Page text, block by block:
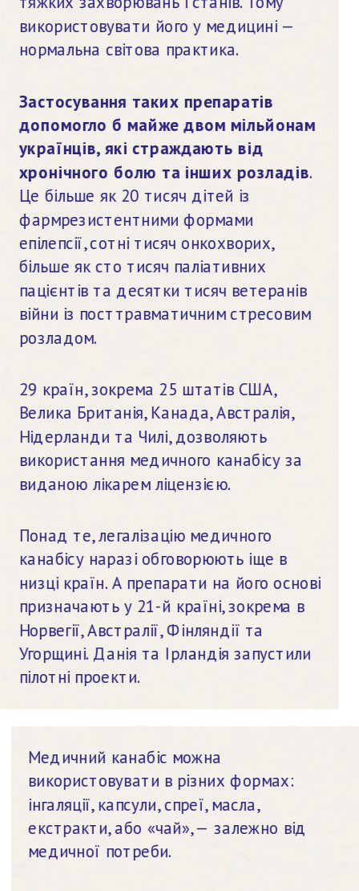
використовувати його у медицині —
нормальна світова практика.
Застосування таких препаратів
допомогло б майже двом мільйонам
українців, які страждають від
хронічного болю та інших розладів.
Це більше як 20 тисяч дітей із
фармрезистентними формами
епілепсії, сотні тисяч онкохворих,
більше як сто тисяч паліативних
пацієнтів та десятки тисяч ветеранів
війни із посттравматичним стресовим
розладом.
29 країн, зокрема 25 штатів США,
Велика Британія, Канада, Австралія,
Нідерланди та Чилі, дозволяють
використання медичного канабісу за
виданою лікарем ліцензією.
Понад те, легалізацію медичного
канабісу наразі обговорюють іще в
низці країн. А препарати на його основі
призначають у 21-й країні, зокрема в
Норвегії, Австралії, Фінляндії та
Угорщині. Данія та Ірландія запустили
пілотні проекти.
Медичний канабіс можна
використовувати в різних формах:
інгаляції, капсули, спреї, масла,
екстракти, або «чай», — залежно від
медичної потреби.